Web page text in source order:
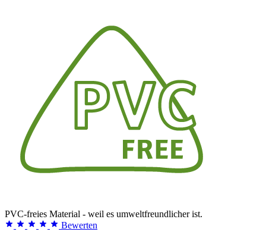
PVC-freies Material - weil es umweltfreundlicher ist.
Bewerten